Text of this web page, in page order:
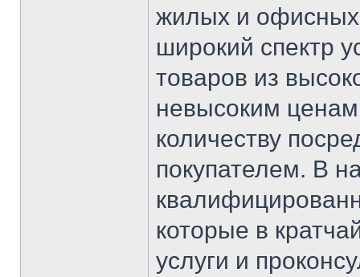
жилых и
широкий спектр
товаров из
невысоким
количеству
покупателем. В
которые в
услуги и